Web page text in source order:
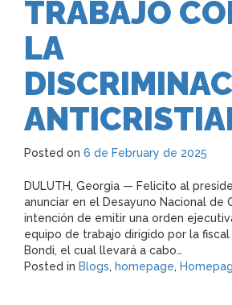
TRABAJO
LA
Posted on 6 de February de 2025
DULUTH, Georgia — Felicito al
anunciar en el Desayuno Nacional de
intención de emitir una orden
equipo de trabajo dirigido por la fiscal
Bondi, el cual llevará a cabo…
Posted in Blogs, homepage,